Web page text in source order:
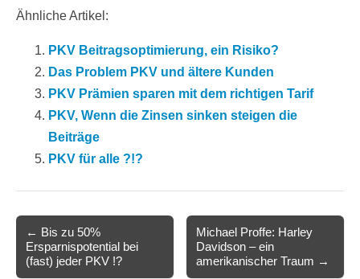
Ähnliche Artikel:
PKV Beitragsoptimierung, ein Risiko?
Das Problem PKV und ältere Kunden
PKV Prämien sparen mit dem richtigen Tarif
PKV, Wenn die Zinsen sinken steigen die
Beiträge
PKV für alle ?!?
navigation
← Bis zu 50%
Ersparnispotential bei
(fast) jeder PKV !?
Michael Proffe: Harley
Davidson – ein
amerikanischer Traum →